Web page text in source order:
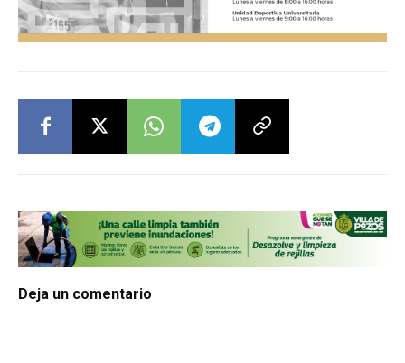
Deja un comentario